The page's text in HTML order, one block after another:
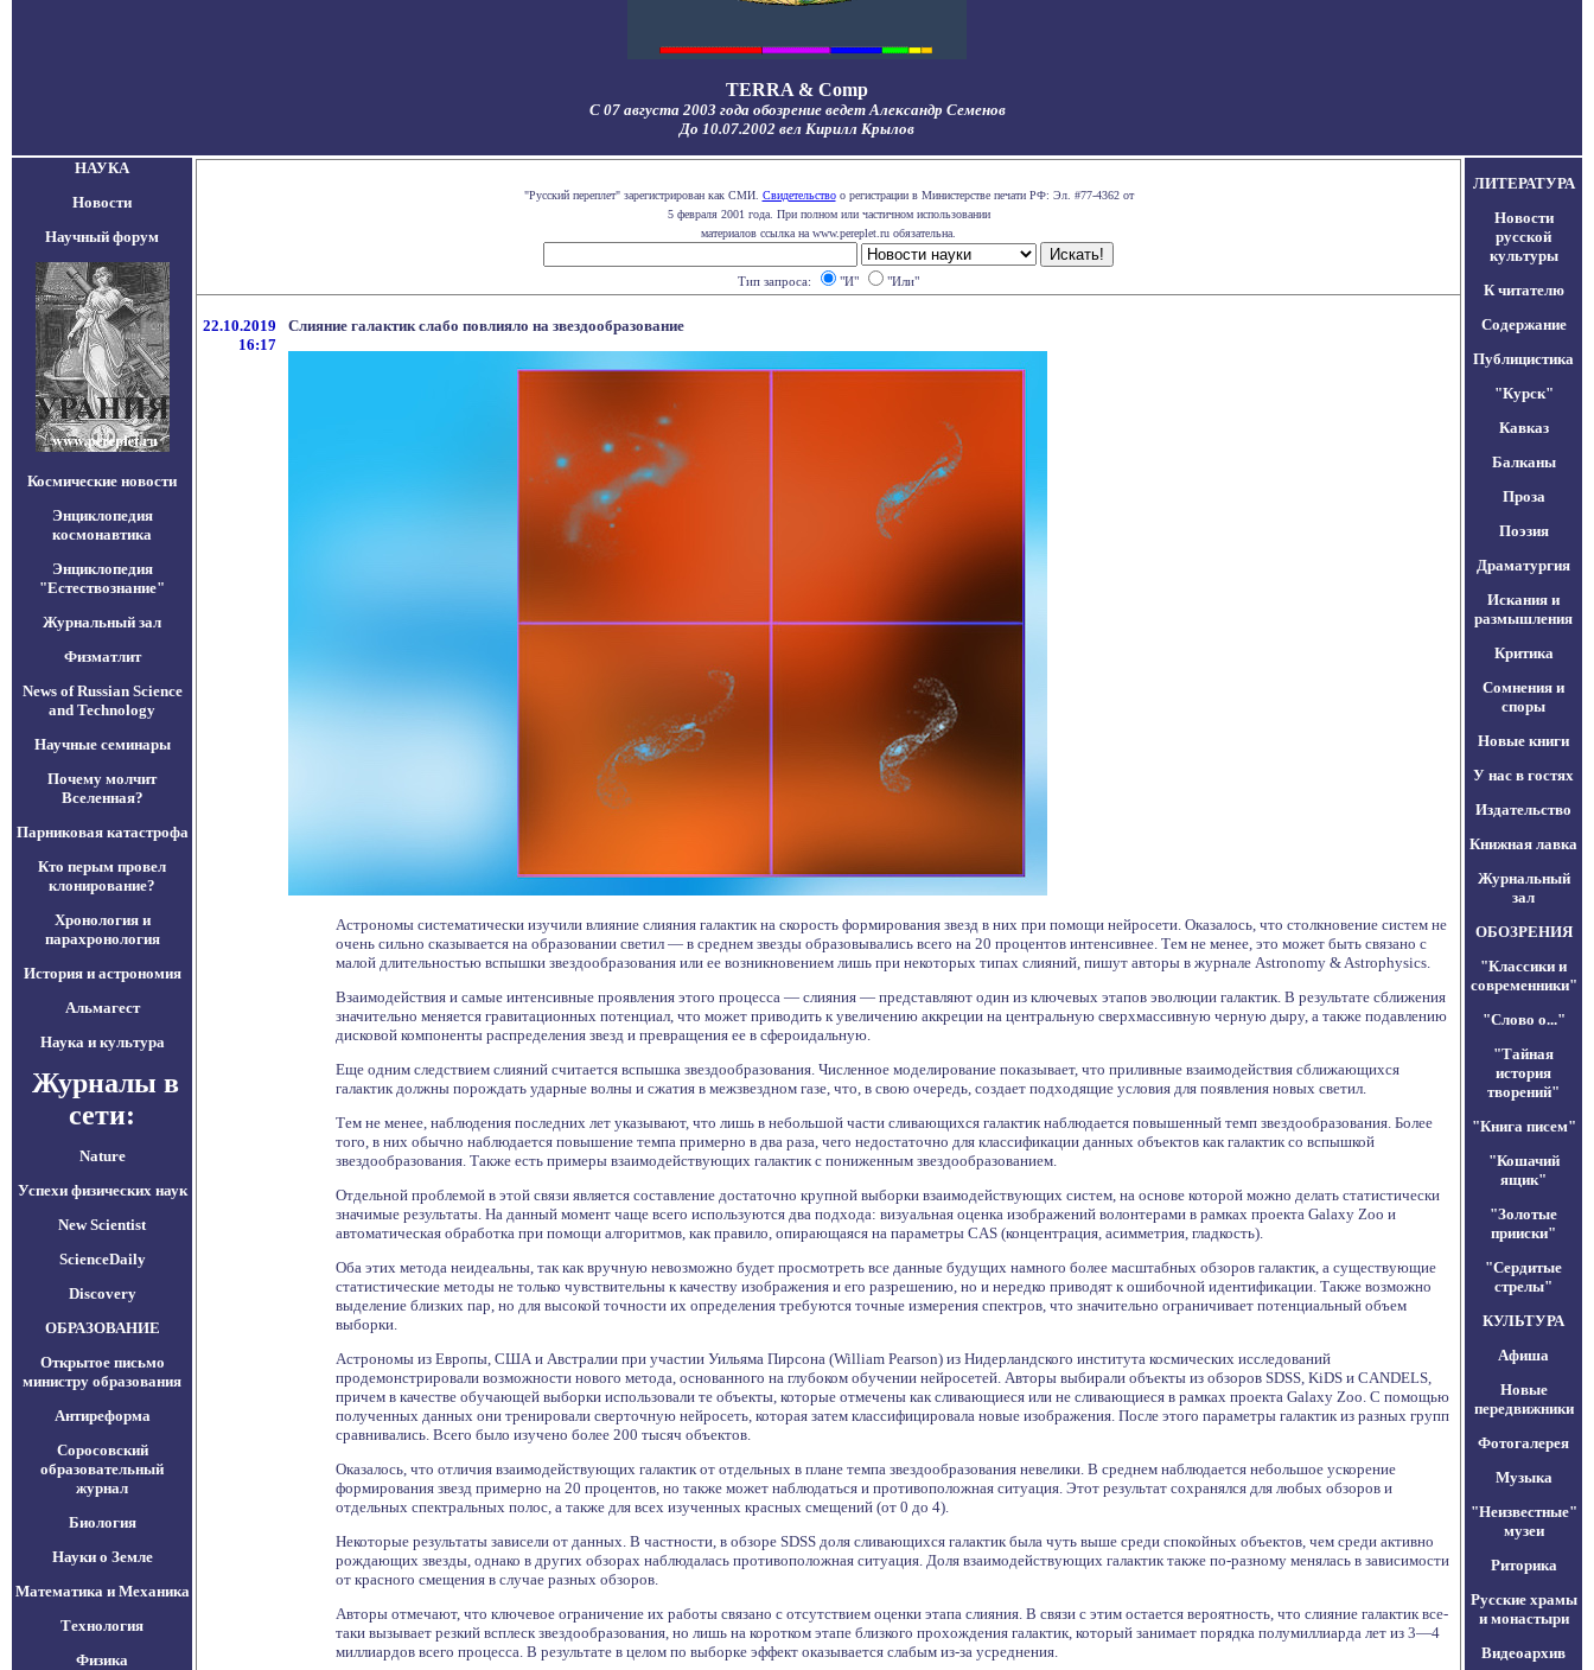
TERRA & Comp
С 07 августа 2003 года обозрение ведет Александр Семенов
До 10.07.2002 вел Кирилл Крылов
НАУКА
Новости
Научный форум
Космические новости
Энциклопедия
космонавтика
Энциклопедия
"Естествознание"
Журнальный зал
Физматлит
News of Russian Science
and Technology
Научные семинары
Почему молчит
Вселенная?
Парниковая катастрофа
Кто перым провел
клонирование?
Хронология и
парахронология
История и астрономия
Альмагест
Наука и культура
Журналы в
сети:
Nature
Успехи физических наук
New Scientist
ScienceDaily
Discovery
ОБРАЗОВАНИЕ
Открытое письмо
министру образования
Антиреформа
Соросовский
образовательный
журнал
Биология
Науки о Земле
Математика и Механика
Технология
Физика
"Русский переплет" зарегистрирован как СМИ. Свидетельствоо регистрации в Министерстве печати РФ: Эл. #77-4362 от
5 февраля 2001 года. При полном или частичном использовании
материалов ссылка на www.pereplet.ru обязательна.
Тип запроса: "И" "Или"
22.10.2019
16:17
Слияние галактик слабо повлияло на звездообразование
Астрономы систематически изучили влияние слияния галактик на скорость формирования звезд в них при помощи нейросети. Оказалось, что столкновение систем не
очень сильно сказывается на образовании светил — в среднем звезды образовывались всего на 20 процентов интенсивнее. Тем не менее, это может быть связано с
малой длительностью вспышки звездообразования или ее возникновением лишь при некоторых типах слияний, пишут авторы в журнале Astronomy & Astrophysics.
Взаимодействия и самые интенсивные проявления этого процесса — слияния — представляют один из ключевых этапов эволюции галактик. В результате сближения
значительно меняется гравитационных потенциал, что может приводить к увеличению аккреции на центральную сверхмассивную черную дыру, а также подавлению
дисковой компоненты распределения звезд и превращения ее в сфероидальную.
Еще одним следствием слияний считается вспышка звездообразования. Численное моделирование показывает, что приливные взаимодействия сближающихся
галактик должны порождать ударные волны и сжатия в межзвездном газе, что, в свою очередь, создает подходящие условия для появления новых светил.
Тем не менее, наблюдения последних лет указывают, что лишь в небольшой части сливающихся галактик наблюдается повышенный темп звездообразования. Более
того, в них обычно наблюдается повышение темпа примерно в два раза, чего недостаточно для классификации данных объектов как галактик со вспышкой
звездообразования. Также есть примеры взаимодействующих галактик с пониженным звездообразованием.
Отдельной проблемой в этой связи является составление достаточно крупной выборки взаимодействующих систем, на основе которой можно делать статистически
значимые результаты. На данный момент чаще всего используются два подхода: визуальная оценка изображений волонтерами в рамках проекта Galaxy Zoo и
автоматическая обработка при помощи алгоритмов, как правило, опирающаяся на параметры CAS (концентрация, асимметрия, гладкость).
Оба этих метода неидеальны, так как вручную невозможно будет просмотреть все данные будущих намного более масштабных обзоров галактик, а существующие
статистические методы не только чувствительны к качеству изображения и его разрешению, но и нередко приводят к ошибочной идентификации. Также возможно
выделение близких пар, но для высокой точности их определения требуются точные измерения спектров, что значительно ограничивает потенциальный объем
выборки.
Астрономы из Европы, США и Австралии при участии Уильяма Пирсона (William Pearson) из Нидерландского института космических исследований
продемонстрировали возможности нового метода, основанного на глубоком обучении нейросетей. Авторы выбирали объекты из обзоров SDSS, KiDS и CANDELS,
причем в качестве обучающей выборки использовали те объекты, которые отмечены как сливающиеся или не сливающиеся в рамках проекта Galaxy Zoo. С помощью
полученных данных они тренировали сверточную нейросеть, которая затем классифицировала новые изображения. После этого параметры галактик из разных групп
сравнивались. Всего было изучено более 200 тысяч объектов.
Оказалось, что отличия взаимодействующих галактик от отдельных в плане темпа звездообразования невелики. В среднем наблюдается небольшое ускорение
формирования звезд примерно на 20 процентов, но также может наблюдаться и противоположная ситуация. Этот результат сохранялся для любых обзоров и
отдельных спектральных полос, а также для всех изученных красных смещений (от 0 до 4).
Некоторые результаты зависели от данных. В частности, в обзоре SDSS доля сливающихся галактик была чуть выше среди спокойных объектов, чем среди активно
рождающих звезды, однако в других обзорах наблюдалась противоположная ситуация. Доля взаимодействующих галактик также по-разному менялась в зависимости
от красного смещения в случае разных обзоров.
Авторы отмечают, что ключевое ограничение их работы связано с отсутствием оценки этапа слияния. В связи с этим остается вероятность, что слияние галактик все-
таки вызывает резкий всплеск звездообразования, но лишь на коротком этапе близкого прохождения галактик, который занимает порядка полумиллиарда лет из 3—4
миллиардов всего процесса. В результате в целом по выборке эффект оказывается слабым из-за усреднения.
ЛИТЕРАТУРА
Новости
русской
культуры
К читателю
Содержание
Публицистика
"Курск"
Кавказ
Балканы
Проза
Поэзия
Драматургия
Искания и
размышления
Критика
Сомнения и
споры
Новые книги
У нас в гостях
Издательство
Книжная лавка
Журнальный
зал
ОБОЗРЕНИЯ
"Классики и
современники"
"Слово о..."
"Тайная
история
творений"
"Книга писем"
"Кошачий
ящик"
"Золотые
прииски"
"Сердитые
стрелы"
КУЛЬТУРА
Афиша
Новые
передвижники
Фотогалерея
Музыка
"Неизвестные"
музеи
Риторика
Русские храмы
и монастыри
Видеоархив